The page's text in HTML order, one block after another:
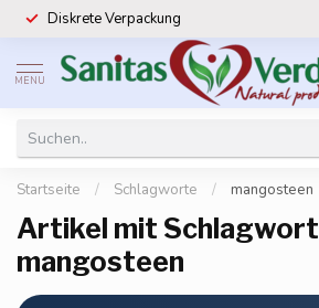
Diskrete Verpackung
MENU
Startseite / Schlagworte / mangosteen
Artikel mit Schlagwort
mangosteen